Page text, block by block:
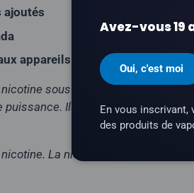
ajoutés
appareils sub-ohm
sous forme de sel sont
Ils ne conviennent pas
La nicotine est une
Avez-vous 19
Oui, c'est moi
En vous inscrivant,
des produits de